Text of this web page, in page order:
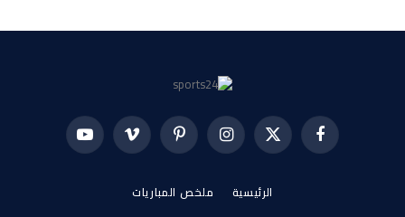
فيسبوك X
(Twitter)
الانستغرامبينتيريستفيميو يوتيوب
الرئيسية ملخص المباريات